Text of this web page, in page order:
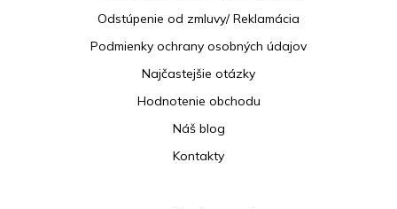
Odstúpenie od zmluvy/ Reklamácia
Podmienky ochrany osobných údajov
Najčastejšie otázky
Hodnotenie obchodu
Náš blog
Kontakty